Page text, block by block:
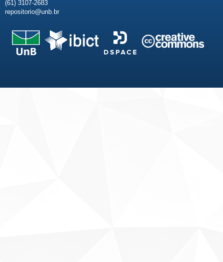
(61) 3107-2683
repositorio@unb.br